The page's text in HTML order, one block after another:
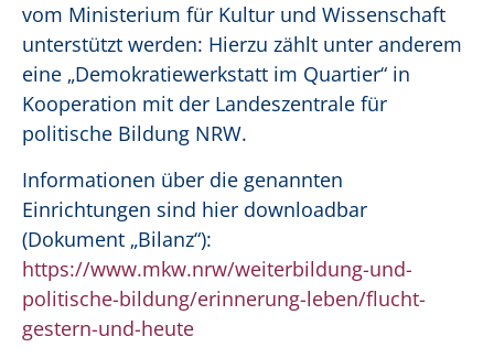
vom Ministerium für Kultur und Wissenschaft
unterstützt werden: Hierzu zählt unter anderem
eine „Demokratiewerkstatt im Quartier“ in
Kooperation mit der Landeszentrale für
politische Bildung NRW.
Informationen über die genannten
Einrichtungen sind hier downloadbar
(Dokument „Bilanz“):
https://www.mkw.nrw/weiterbildung-und-
politische-bildung/erinnerung-leben/flucht-
gestern-und-heute